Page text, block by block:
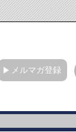
メルマガ登録